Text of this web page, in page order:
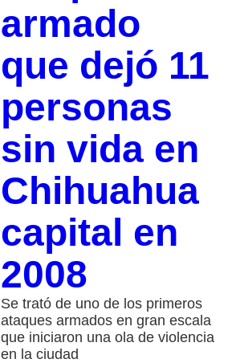
armado
que dejó 11
personas
sin vida en
Chihuahua
capital en
2008
Se trató de uno de los primeros
ataques armados en gran escala
que iniciaron una ola de violencia
en la ciudad